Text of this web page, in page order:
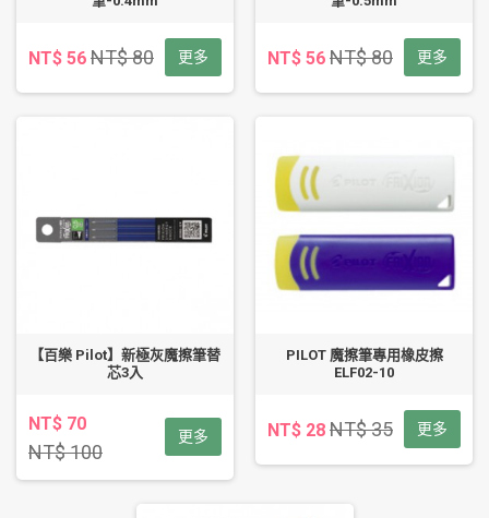
NT$ 56 NT$ 80 更多 NT$ 56 NT$ 80 更多
【百樂 Pilot】新極灰魔擦筆替
芯3入
NT$ 70
NT$ 100
更多
PILOT 魔擦筆專用橡皮擦
ELF02-10
NT$ 28 NT$ 35 更多